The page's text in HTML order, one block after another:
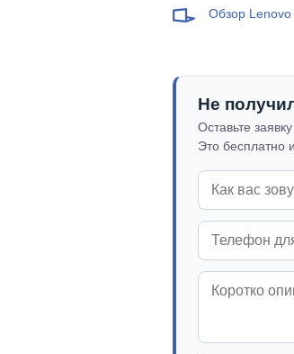
Обзор
Не
Оставьте
Это бесплатно